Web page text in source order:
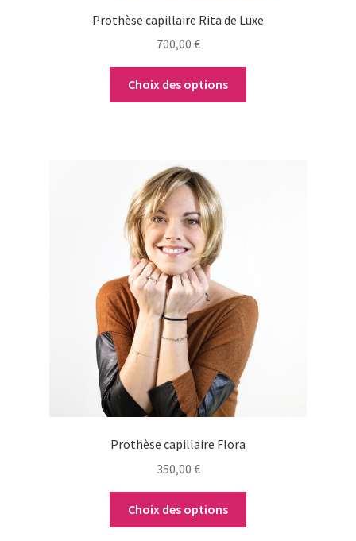
Prothèse capillaire Rita de Luxe
700,00 €
Choix des options
produit
Prothèse capillaire Flora
350,00 €
Choix des options
Ce
produit
plusieurs
variations.
Les
options
peuvent
être
choisies
sur
la
page
produit